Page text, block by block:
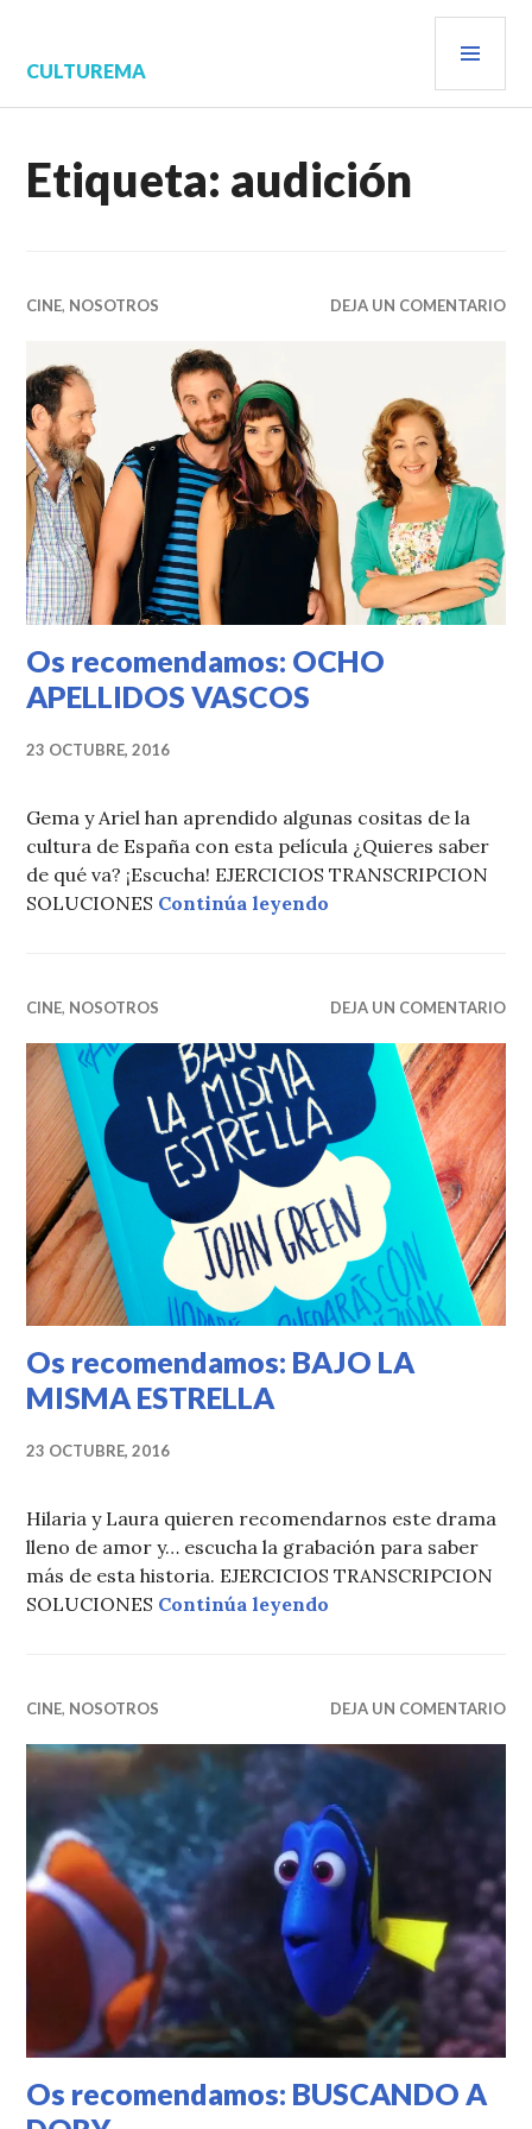
contenido.
CULTUREMA
Etiqueta: audición
CINE, NOSOTROS DEJA UN COMENTARIO
Os recomendamos: OCHO
APELLIDOS VASCOS
23 OCTUBRE, 2016
Gema y Ariel han aprendido algunas cositas de la
cultura de España con esta película ¿Quieres saber
de qué va? ¡Escucha! EJERCICIOS TRANSCRIPCION
SOLUCIONES Continúa leyendo
CINE, NOSOTROS DEJA UN COMENTARIO
Os recomendamos: BAJO LA
MISMA ESTRELLA
23 OCTUBRE, 2016
Hilaria y Laura quieren recomendarnos este drama
lleno de amor y… escucha la grabación para saber
más de esta historia. EJERCICIOS TRANSCRIPCION
SOLUCIONES Continúa leyendo
CINE, NOSOTROS DEJA UN COMENTARIO
Os recomendamos: BUSCANDO A